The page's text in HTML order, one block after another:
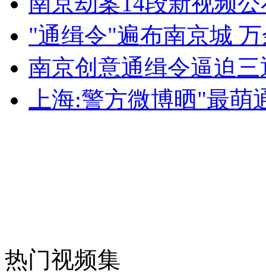
女孩北京地铁殴打老人 痛下狠手拳打脚踢
无痛分娩是否安全 医生回应
"通缉令"遍布南京城
南京创意通缉令逼迫
上海:警方微博晒"最
热门视频集